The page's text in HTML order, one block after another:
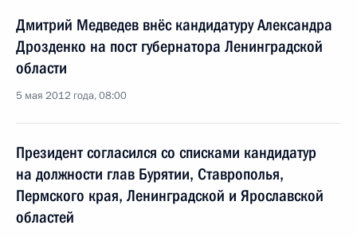
Дмитрий Медведев внёс кандидатуру Александра
Дрозденко на пост губернатора Ленинградской
области
5 мая 2012 года, 08:00
Президент согласился со списками кандидатур
на должности глав Бурятии, Ставрополья,
Пермского края, Ленинградской и Ярославской
областей